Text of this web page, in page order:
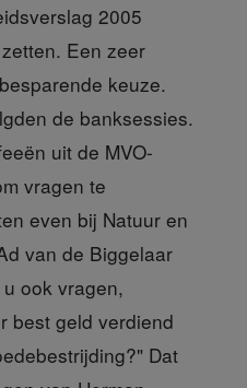
2005
Een zeer
keuze.
de banksessies.
uit de MVO-
vragen te
even bij Natuur en
van de Biggelaar
ook vragen,
best geld verdiend
Dat